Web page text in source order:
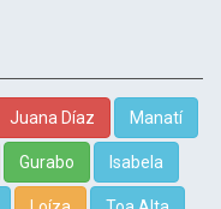
Juana Díaz Manatí
Gurabo Isabela